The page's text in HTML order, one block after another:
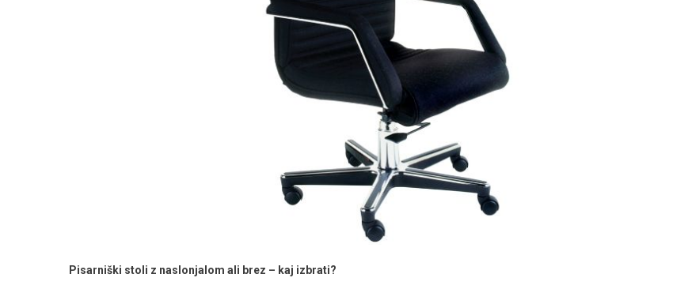
Pisarniški stoli z naslonjalom ali brez – kaj izbrati?